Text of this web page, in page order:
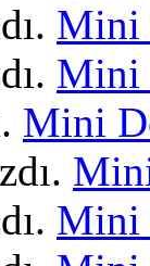
Mini
Mini
Mini
Mini